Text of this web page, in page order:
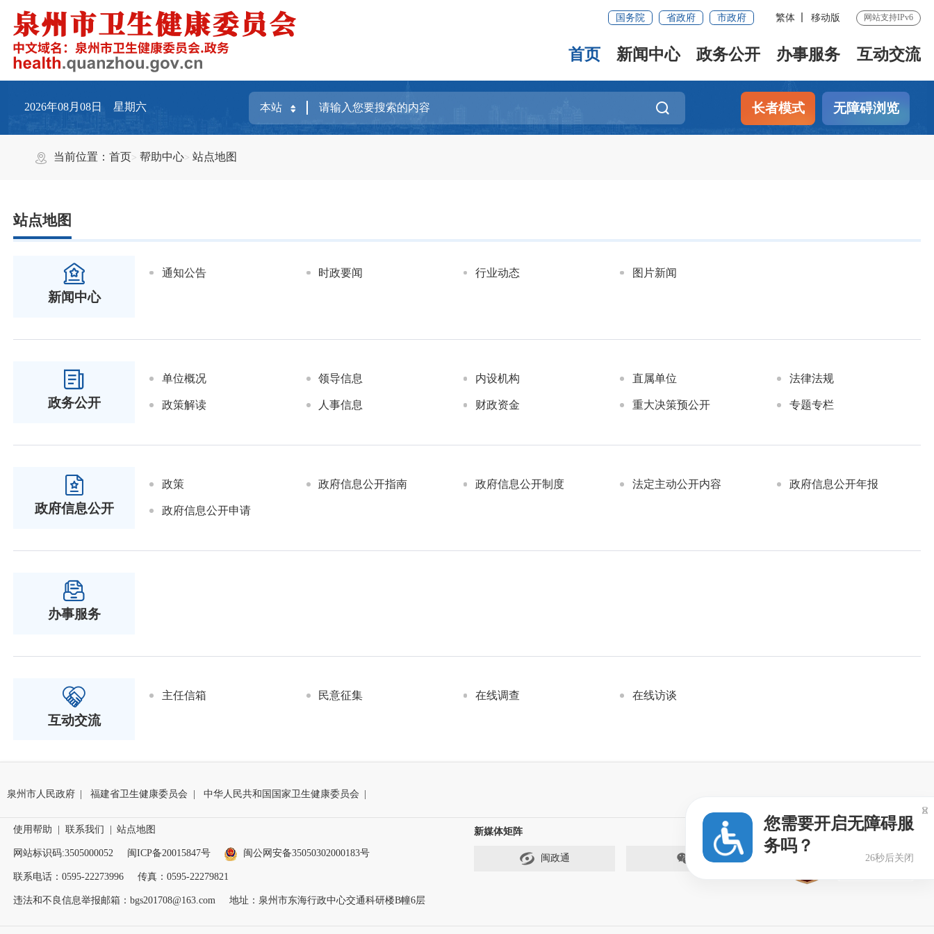
国务院 省政府 市政府 繁体 移动版 网站支持IPv6
首页 新闻中心 政务公开 办事服务 互动交流
2026年08月08日 星期六 长者模式 无障碍浏览
当前位置：首页 帮助中心 站点地图
站点地图
新闻中心
通知公告 时政要闻 行业动态 图片新闻
政务公开
单位概况 领导信息 内设机构 直属单位 法律法规
政策解读 人事信息 财政资金 重大决策预公开 专题专栏
政府信息公开
政策 政府信息公开指南 政府信息公开制度 法定主动公开内容 政府信息公开年报
政府信息公开申请
办事服务
互动交流
主任信箱 民意征集 在线调查 在线访谈
泉州市人民政府 福建省卫生健康委员会 中华人民共和国国家卫生健康委员会
使用帮助 联系我们 站点地图
网站标识码:3505000052 闽ICP备20015847号 闽公网安备35050302000183号
联系电话：0595-22273996 传真：0595-22279821
违法和不良信息举报邮箱：bgs201708@163.com 地址：泉州市东海行政中心交通科研楼B幢6层
新媒体矩阵
闽政通 微信
您需要开启无障碍服
务吗？
26秒后关闭
